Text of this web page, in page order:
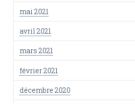
mai 2021
avril 2021
mars 2021
février 2021
décembre 2020